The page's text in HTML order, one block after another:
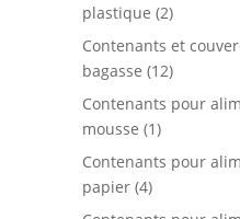
plastique 22
produits
Contenants et
bagasse 1212
produits
Contenants pour
mousse 11
produit
Contenants pour
papier 44
produits